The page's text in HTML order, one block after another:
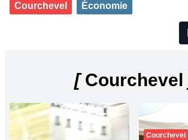
Courchevel Économie
[Courchevel
Courchevel